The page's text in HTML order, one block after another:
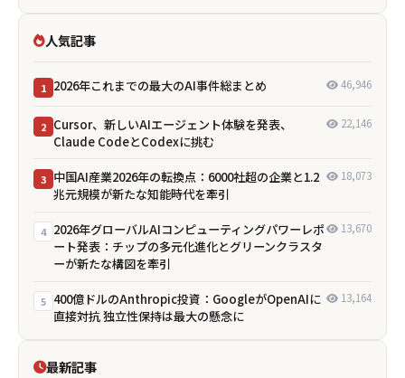
人気記事
1 2026年これまでの最大のAI事件総まとめ 46,946
2 Cursor、新しいAIエージェント体験を発表、
Claude CodeとCodexに挑む
22,146
3 中国AI産業2026年の転換点：6000社超の企業と1.2
兆元規模が新たな知能時代を牽引
18,073
4 2026年グローバルAIコンピューティングパワーレポ
ート発表：チップの多元化進化とグリーンクラスタ
ーが新たな構図を牽引
13,670
5 400億ドルのAnthropic投資：GoogleがOpenAIに
直接対抗 独立性保持は最大の懸念に
13,164
最新記事